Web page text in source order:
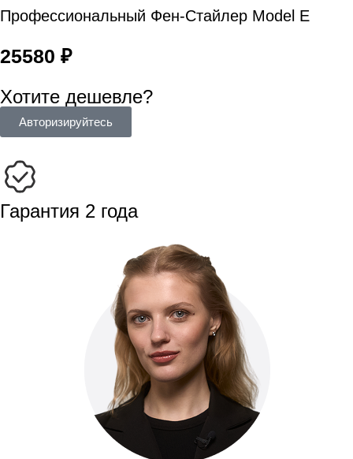
Профессиональный Фен-Стайлер Model E
25580 ₽
Хотите дешевле?
Авторизируйтесь
Гарантия 2 года